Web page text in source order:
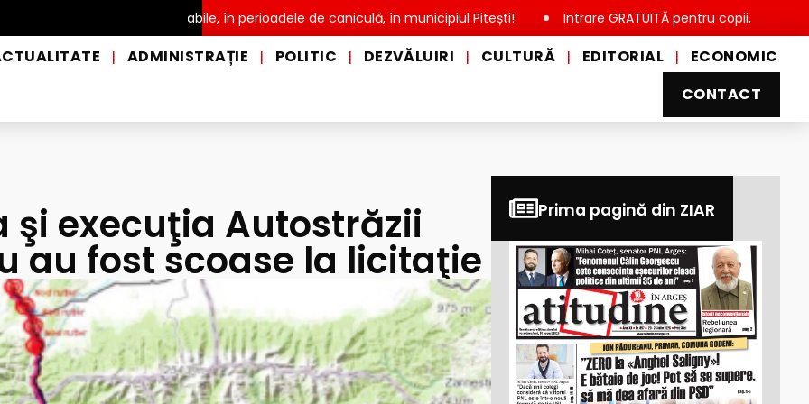
a apei potabile, în perioadele de caniculă, în municipiul Pitești! Intrare GRATUITĂ pentru copii, elevi și studenți,
| ADMINISTRAȚIE | POLITIC | DEZVĂLUIRI | CULTURĂ | EDITORIAL |
ECONOMIC
CONTACT
şi execuţia Autostrăzii
au fost scoase la licitaţie
Prima pagină din ZIAR